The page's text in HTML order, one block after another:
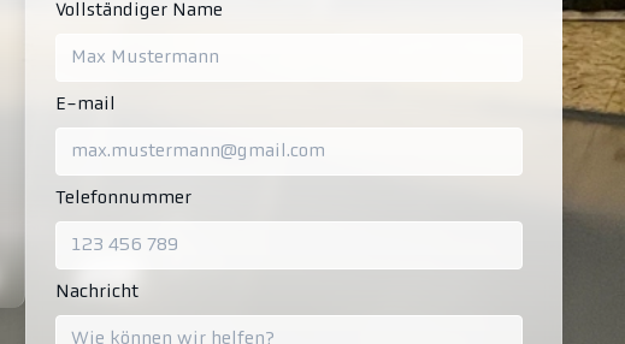
Vollständiger Name
E-mail
Telefonnummer
Nachricht